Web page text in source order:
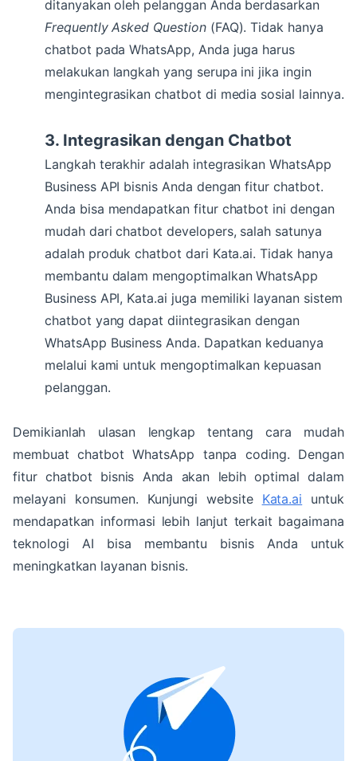
ditanyakan oleh pelanggan Anda berdasarkan
Frequently Asked Question(FAQ). Tidak hanya
chatbot pada WhatsApp, Anda juga harus
melakukan langkah yang serupa ini jika ingin
mengintegrasikan chatbot di media sosial lainnya.
3. Integrasikan dengan Chatbot
Langkah terakhir adalah integrasikan WhatsApp
Business API bisnis Anda dengan fitur chatbot.
Anda bisa mendapatkan fitur chatbot ini dengan
mudah dari chatbot developers, salah satunya
adalah produk chatbot dari Kata.ai. Tidak hanya
membantu dalam mengoptimalkan WhatsApp
Business API, Kata.ai juga memiliki layanan sistem
chatbot yang dapat diintegrasikan dengan
WhatsApp Business Anda. Dapatkan keduanya
melalui kami untuk mengoptimalkan kepuasan
pelanggan.
Demikianlah ulasan lengkap tentang cara mudah
membuat chatbot WhatsApp tanpa coding. Dengan
fitur chatbot bisnis Anda akan lebih optimal dalam
melayani konsumen. Kunjungi website Kata.ai untuk
mendapatkan informasi lebih lanjut terkait bagaimana
teknologi AI bisa membantu bisnis Anda untuk
meningkatkan layanan bisnis.